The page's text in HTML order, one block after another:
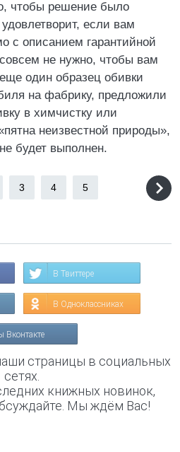
чтобы решение было
если вам
с описанием гарантийной
не нужно, чтобы вам
один образец обивки
на фабрику, предложили
в химчистку или
неизвестной природы»,
будет выполнен.
3 4 5
В Твиттере
В Одноклассниках
Вконтакте
страницы в социальных
сетях.
книжных новинок,
Мы ждём Вас!